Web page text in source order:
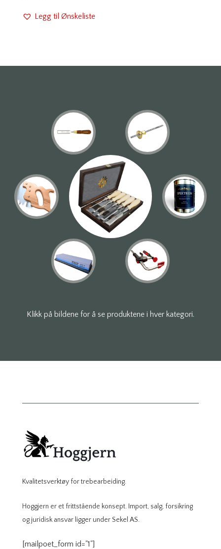
Legg til Ønskeliste
Klikk på bildene for å se produktene i hver kategori.
Kvalitetsverktøy for trebearbeiding.
Hoggjern er et frittstående konsept. Import, salg, forsikring
og juridisk ansvar ligger under Sekel AS.
[mailpoet_form id="1"]